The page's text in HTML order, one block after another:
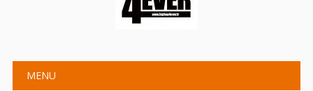
Main menu
MENU